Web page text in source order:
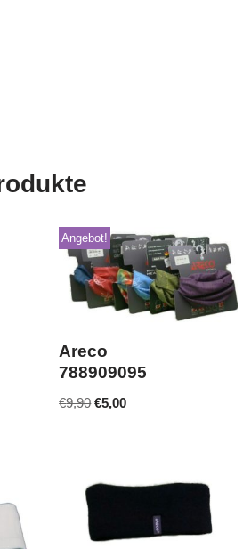
Angebot!
Areco
788909095
€9,90 €5,00